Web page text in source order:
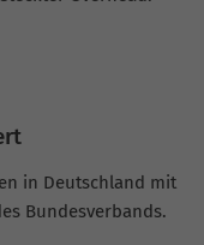
in Deutschland mit
Bundesverbands.